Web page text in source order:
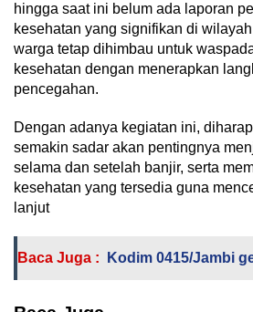
hingga saat ini belum ada laporan
kesehatan yang signifikan di
warga tetap dihimbau untuk
kesehatan dengan menerapkan
pencegahan.
Dengan adanya kegiatan ini,
semakin sadar akan pentingnya
selama dan setelah banjir, serta
kesehatan yang tersedia guna
lanjut
Baca Juga : Kodim 0415/Jambi